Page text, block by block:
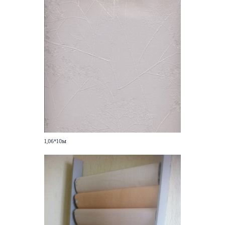
1,06*10м